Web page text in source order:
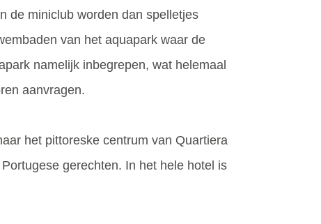
de miniclub worden dan spelletjes
van het aquapark waar de
namelijk inbegrepen, wat helemaal
aanvragen.
het pittoreske centrum van Quartiera
gerechten. In het hele hotel is